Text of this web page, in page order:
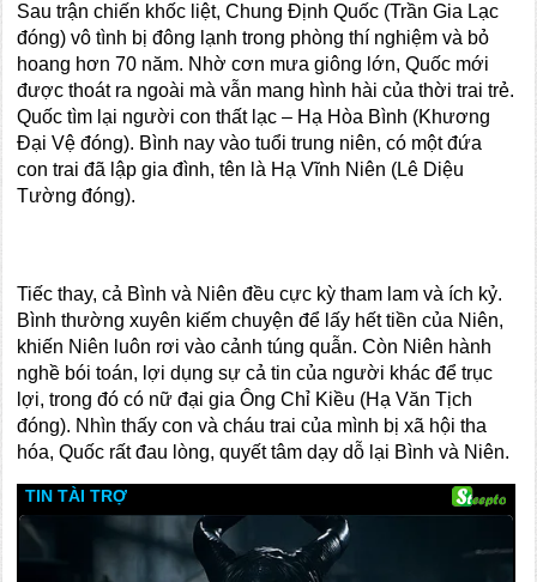
Sau trận chiến khốc liệt, Chung Định Quốc (Trần Gia Lạc
đóng) vô tình bị đông lạnh trong phòng thí nghiệm và bỏ
hoang hơn 70 năm. Nhờ cơn mưa giông lớn, Quốc mới
được thoát ra ngoài mà vẫn mang hình hài của thời trai trẻ.
Quốc tìm lại người con thất lạc – Hạ Hòa Bình (Khương
Đại Vệ đóng). Bình nay vào tuổi trung niên, có một đứa
con trai đã lập gia đình, tên là Hạ Vĩnh Niên (Lê Diệu
Tường đóng).
Tiếc thay, cả Bình và Niên đều cực kỳ tham lam và ích kỷ.
Bình thường xuyên kiếm chuyện để lấy hết tiền của Niên,
khiến Niên luôn rơi vào cảnh túng quẫn. Còn Niên hành
nghề bói toán, lợi dụng sự cả tin của người khác để trục
lợi, trong đó có nữ đại gia Ông Chỉ Kiều (Hạ Văn Tịch
đóng). Nhìn thấy con và cháu trai của mình bị xã hội tha
hóa, Quốc rất đau lòng, quyết tâm dạy dỗ lại Bình và Niên.